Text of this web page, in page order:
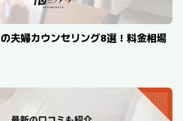
夫婦カウンセリング8選！料金相場